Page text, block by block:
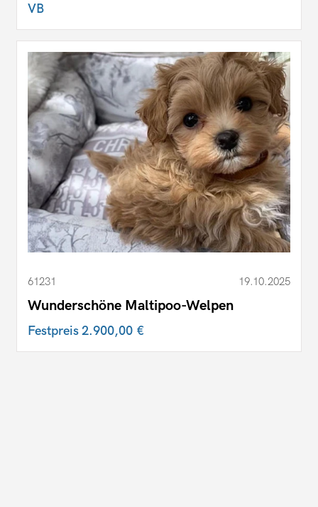
VB
61231 19.10.2025
Wunderschöne Maltipoo-Welpen
Festpreis2.900,00 €